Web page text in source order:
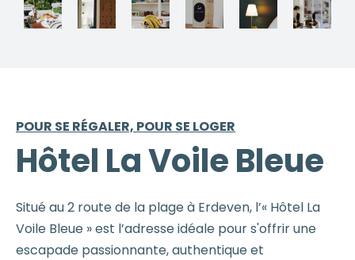
POUR SE RÉGALER, POUR SE LOGER
Hôtel La Voile Bleue
Situé au 2 route de la plage à Erdeven, l’« Hôtel La
Voile Bleue » est l’adresse idéale pour s'offrir une
escapade passionnante, authentique et